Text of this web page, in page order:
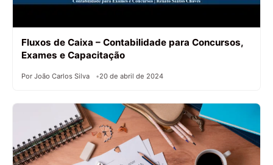
Fluxos de Caixa – Contabilidade para Concursos,
Exames e Capacitação
Por João Carlos Silva 20 de abril de 2024